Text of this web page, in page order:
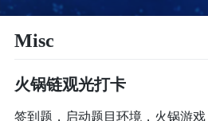
Mikutap小游戏
时光轴
CTF
大佬聚集地
一些安利
Misc
火锅链观光打卡
签到题，启动题目环境，火锅游戏